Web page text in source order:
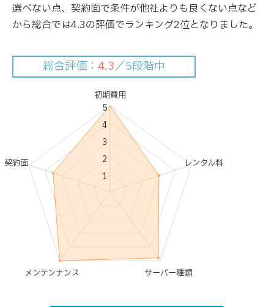
選べない点、契約面で条件が他社よりも良くない点など
から総合では4.3の評価でランキング2位となりました。
総合評価： 4.3／5段階中
初期費用
レンタル料
サーバー種類
メンテンナンス
契約面
1
2
3
4
5